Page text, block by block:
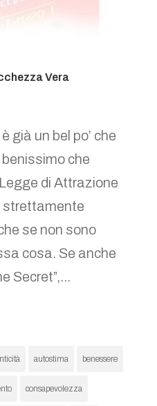
Vera
già un bel po’ che
che
di Attrazione
strettamente
se non sono
cosa. Se anche
Secret”,...
autostima benessere
consapevolezza